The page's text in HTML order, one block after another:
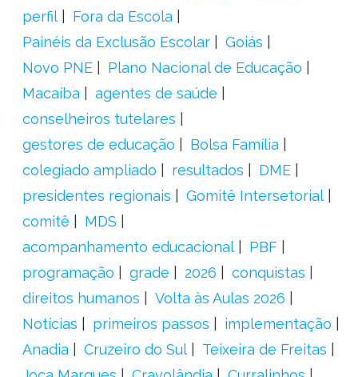
perfil
Fora da Escola
Painéis da Exclusão Escolar
Goiás
Novo PNE
Plano Nacional de Educação
Macaíba
agentes de saúde
conselheiros tutelares
gestores de educação
Bolsa Família
colegiado ampliado
resultados
DME
presidentes regionais
Gomitê Intersetorial
comitê
MDS
acompanhamento educacional
PBF
programação
grade 2026
conquistas
direitos humanos
Volta às Aulas 2026
Notícias
primeiros passos
implementação
Anadia
Cruzeiro do Sul
Teixeira de Freitas